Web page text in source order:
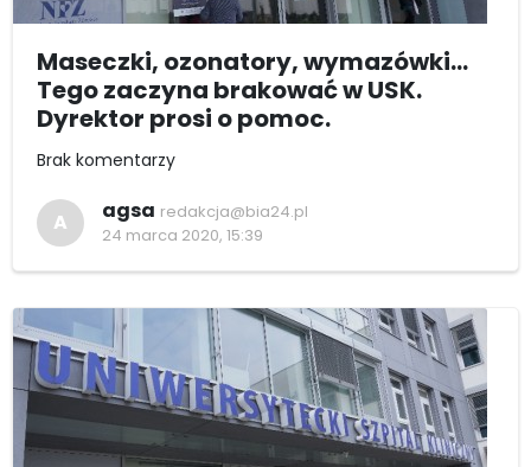
Maseczki, ozonatory, wymazówki...
Tego zaczyna brakować w USK.
Dyrektor prosi o pomoc.
Brak komentarzy
A agsa redakcja@bia24.pl
24 marca 2020, 15:39